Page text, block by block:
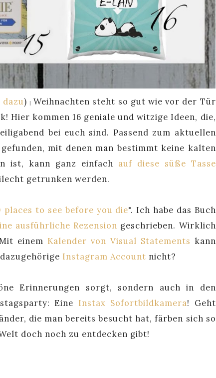
dazu) | Weihnachten steht so gut wie vor der Tür
Hier kommen 16 geniale und witzige Ideen, die,
bei euch sind. Passend zum aktuellen
gefunden, mit denen man bestimmt keine kalten
ist, kann ganz einfach auf diese süße Tasse
getrunken werden.
places to see before you die". Ich habe das Buch
ausführliche Rezension geschrieben. Wirklich
einem Kalender von Visual Statements kann
Instagram Account nicht?
Erinnerungen sorgt, sondern auch in den
Eine Instax Sofortbildkamera! Geht
die man bereits besucht hat, färben sich so
doch noch zu entdecken gibt!